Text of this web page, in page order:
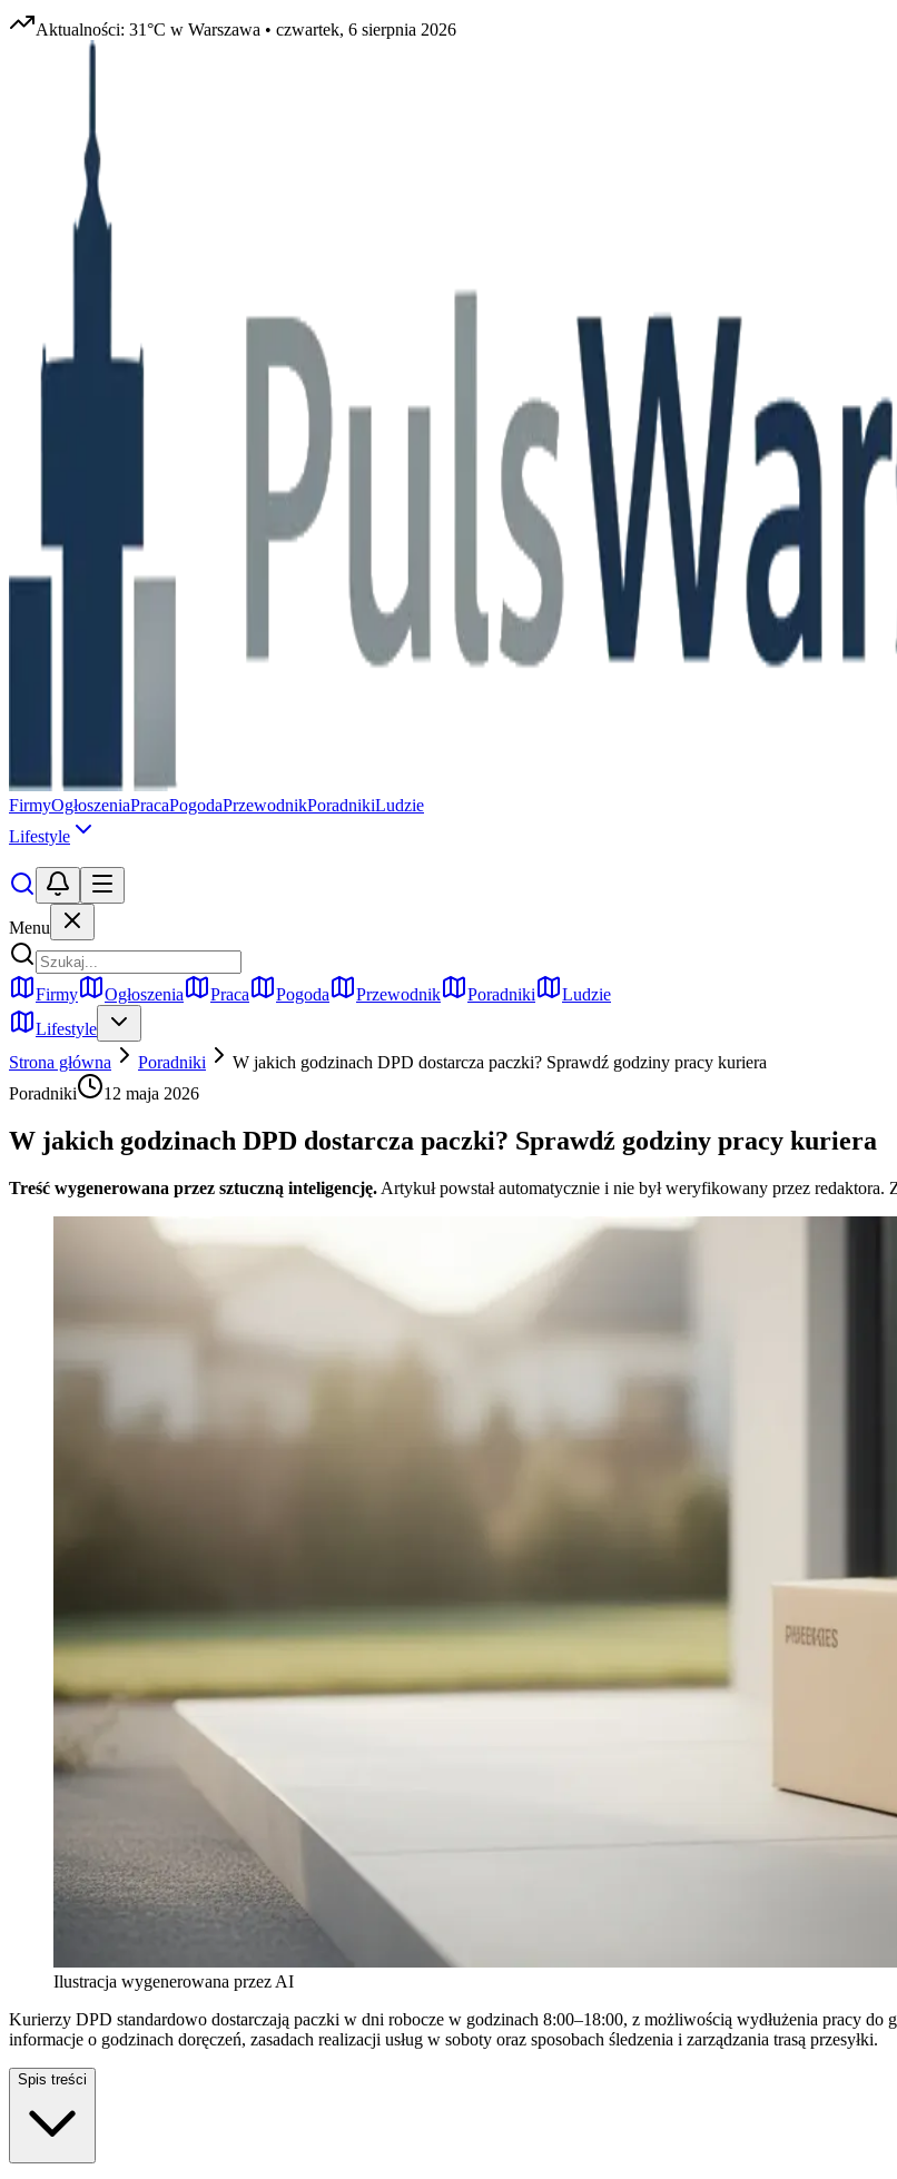
Aktualności: 31°C w Warszawa • czwartek, 6 sierpnia 2026
FirmyOgłoszeniaPracaPogodaPrzewodnikPoradnikiLudzie
Lifestyle
Menu
Firmy Ogłoszenia Praca Pogoda Przewodnik Poradniki
Ludzie
Lifestyle
Strona główna
Poradniki
W jakich godzinach DPD dostarcza paczki? Sprawdź godziny pracy kuriera
Poradniki
12 maja 2026
W jakich godzinach DPD dostarcza paczki? Sprawdź godziny pracy kuriera
Treść wygenerowana przez sztuczną inteligencję. Artykuł powstał automatycznie i nie był weryfikowany przez redaktora.
Ilustracja wygenerowana przez AI
Kurierzy DPD standardowo dostarczają paczki w dni robocze w godzinach 8:00–18:00, z możliwością wydłużenia pracy
informacje o godzinach doręczeń, zasadach realizacji usług w soboty oraz sposobach śledzenia i zarządzania trasą przesyłki.
Spis treści